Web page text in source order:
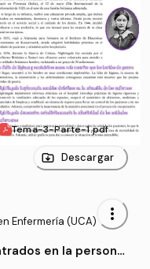
Tema-3-Parte-1.pdf
Descargar
Enfermería (UCA) more_vert
en la persona